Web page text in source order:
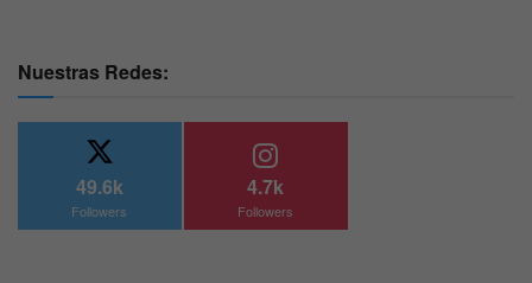
Nuestras Redes:
49.6k
Followers
4.7k
Followers